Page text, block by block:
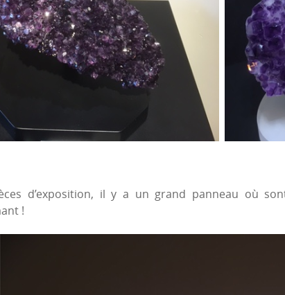
d’exposition, il y a un grand panneau où
!